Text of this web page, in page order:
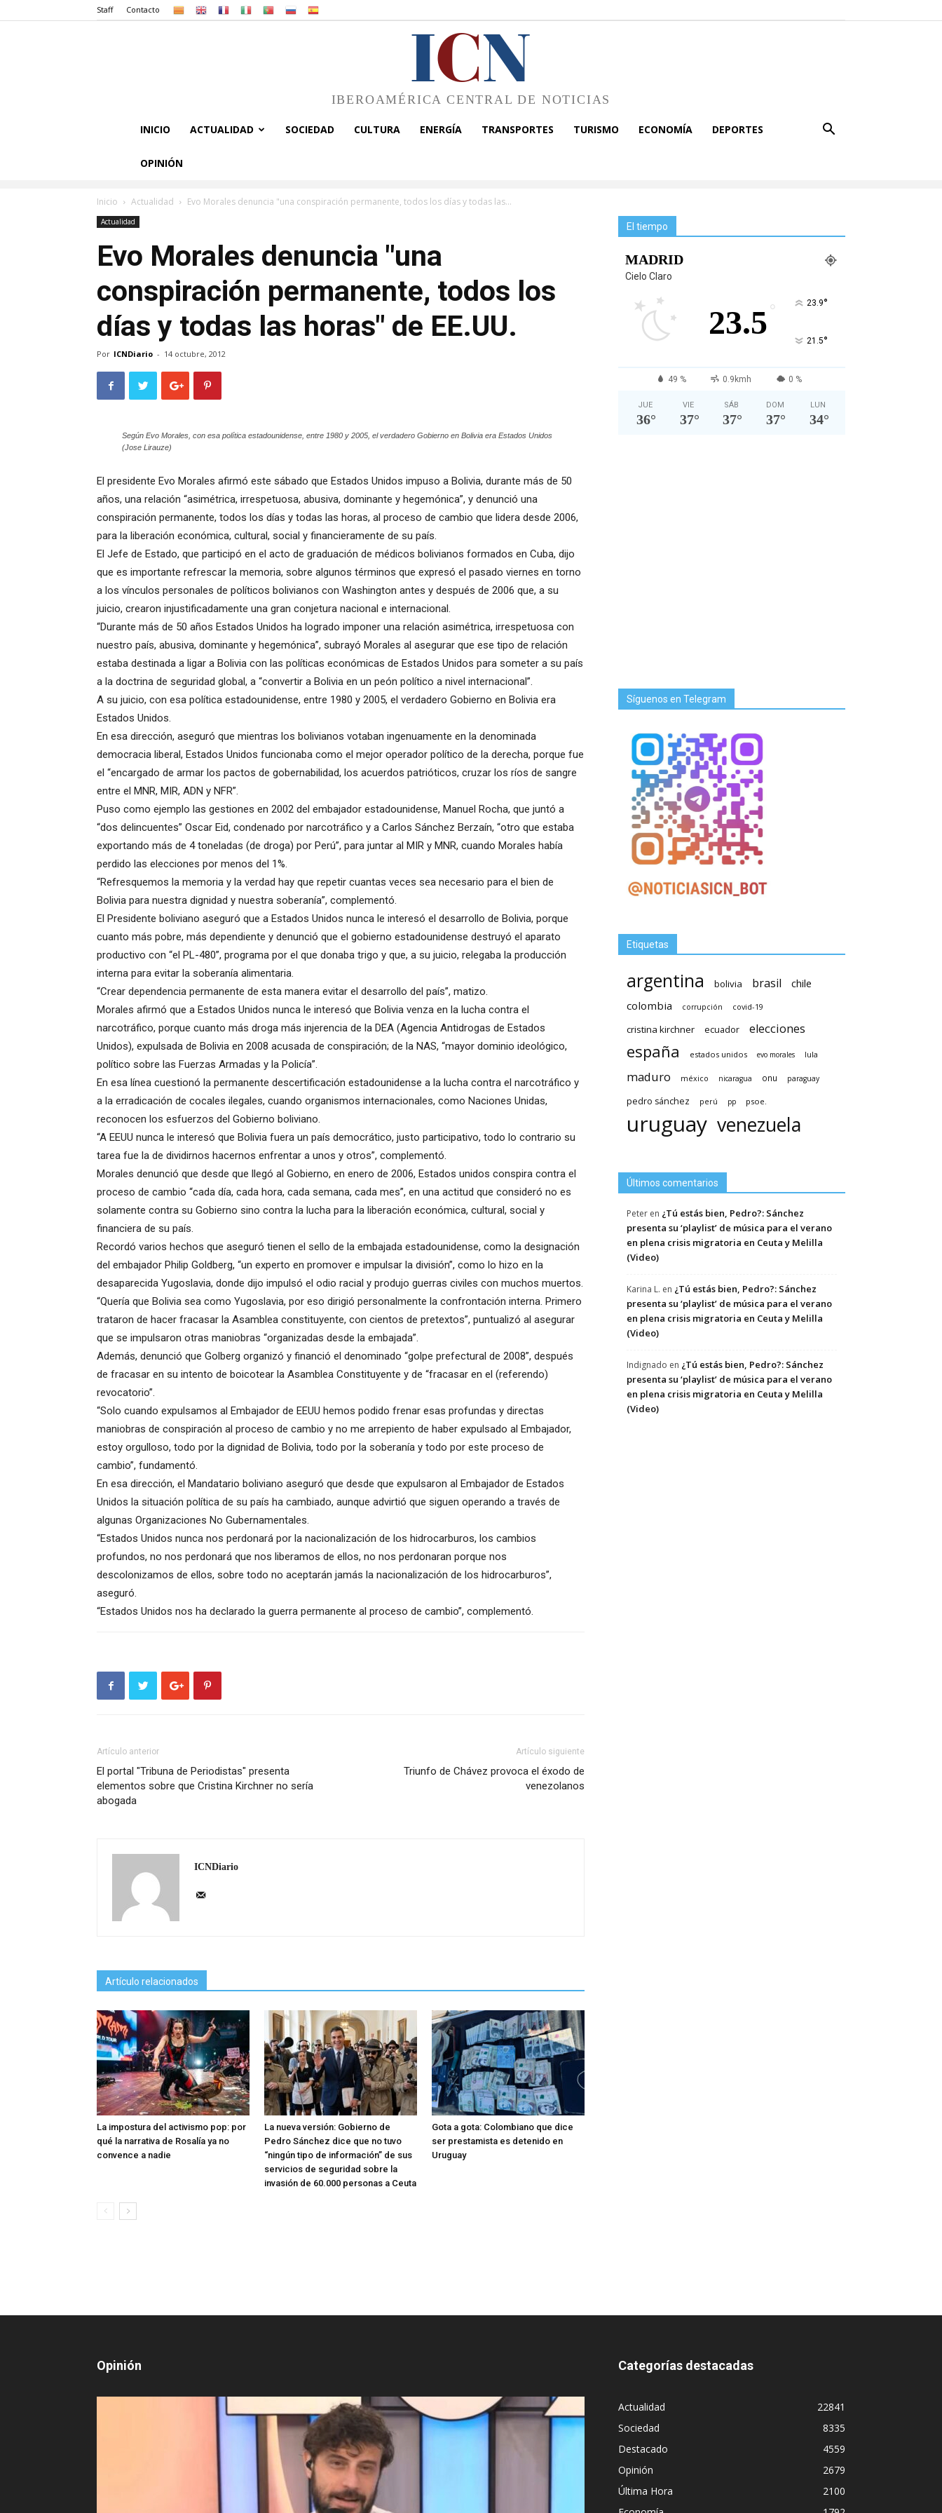
Staff Contacto
ICN
IBEROAMÉRICA CENTRAL DE NOTICIAS
INICIO ACTUALIDAD SOCIEDAD CULTURA ENERGÍA TRANSPORTES TURISMO ECONOMÍA DEPORTES
OPINIÓN
Inicio Actualidad Evo Morales denuncia "una conspiración permanente, todos los días y todas las...
Actualidad
Evo Morales denuncia "una
conspiración permanente, todos los
días y todas las horas" de EE.UU.
Por ICNDiario - 14 octubre, 2012
Según Evo Morales, con esa política estadounidense, entre 1980 y 2005, el verdadero Gobierno en Bolivia era Estados Unidos
(Jose Lirauze)
El presidente Evo Morales afirmó este sábado que Estados Unidos impuso a Bolivia, durante más de 50
años, una relación “asimétrica, irrespetuosa, abusiva, dominante y hegemónica”, y denunció una
conspiración permanente, todos los días y todas las horas, al proceso de cambio que lidera desde 2006,
para la liberación económica, cultural, social y financieramente de su país.
El Jefe de Estado, que participó en el acto de graduación de médicos bolivianos formados en Cuba, dijo
que es importante refrescar la memoria, sobre algunos términos que expresó el pasado viernes en torno
a los vínculos personales de políticos bolivianos con Washington antes y después de 2006 que, a su
juicio, crearon injustificadamente una gran conjetura nacional e internacional.
“Durante más de 50 años Estados Unidos ha logrado imponer una relación asimétrica, irrespetuosa con
nuestro país, abusiva, dominante y hegemónica”, subrayó Morales al asegurar que ese tipo de relación
estaba destinada a ligar a Bolivia con las políticas económicas de Estados Unidos para someter a su país
a la doctrina de seguridad global, a “convertir a Bolivia en un peón político a nivel internacional”.
A su juicio, con esa política estadounidense, entre 1980 y 2005, el verdadero Gobierno en Bolivia era
Estados Unidos.
En esa dirección, aseguró que mientras los bolivianos votaban ingenuamente en la denominada
democracia liberal, Estados Unidos funcionaba como el mejor operador político de la derecha, porque fue
el “encargado de armar los pactos de gobernabilidad, los acuerdos patrióticos, cruzar los ríos de sangre
entre el MNR, MIR, ADN y NFR”.
Puso como ejemplo las gestiones en 2002 del embajador estadounidense, Manuel Rocha, que juntó a
“dos delincuentes” Oscar Eid, condenado por narcotráfico y a Carlos Sánchez Berzaín, “otro que estaba
exportando más de 4 toneladas (de droga) por Perú”, para juntar al MIR y MNR, cuando Morales había
perdido las elecciones por menos del 1%.
“Refresquemos la memoria y la verdad hay que repetir cuantas veces sea necesario para el bien de
Bolivia para nuestra dignidad y nuestra soberanía”, complementó.
El Presidente boliviano aseguró que a Estados Unidos nunca le interesó el desarrollo de Bolivia, porque
cuanto más pobre, más dependiente y denunció que el gobierno estadounidense destruyó el aparato
productivo con “el PL-480”, programa por el que donaba trigo y que, a su juicio, relegaba la producción
interna para evitar la soberanía alimentaria.
“Crear dependencia permanente de esta manera evitar el desarrollo del país”, matizo.
Morales afirmó que a Estados Unidos nunca le interesó que Bolivia venza en la lucha contra el
narcotráfico, porque cuanto más droga más injerencia de la DEA (Agencia Antidrogas de Estados
Unidos), expulsada de Bolivia en 2008 acusada de conspiración; de la NAS, “mayor dominio ideológico,
político sobre las Fuerzas Armadas y la Policía”.
En esa línea cuestionó la permanente descertificación estadounidense a la lucha contra el narcotráfico y
a la erradicación de cocales ilegales, cuando organismos internacionales, como Naciones Unidas,
reconocen los esfuerzos del Gobierno boliviano.
“A EEUU nunca le interesó que Bolivia fuera un país democrático, justo participativo, todo lo contrario su
tarea fue la de dividirnos hacernos enfrentar a unos y otros”, complementó.
Morales denunció que desde que llegó al Gobierno, en enero de 2006, Estados unidos conspira contra el
proceso de cambio “cada día, cada hora, cada semana, cada mes”, en una actitud que consideró no es
solamente contra su Gobierno sino contra la lucha para la liberación económica, cultural, social y
financiera de su país.
Recordó varios hechos que aseguró tienen el sello de la embajada estadounidense, como la designación
del embajador Philip Goldberg, “un experto en promover e impulsar la división”, como lo hizo en la
desaparecida Yugoslavia, donde dijo impulsó el odio racial y produjo guerras civiles con muchos muertos.
“Quería que Bolivia sea como Yugoslavia, por eso dirigió personalmente la confrontación interna. Primero
trataron de hacer fracasar la Asamblea constituyente, con cientos de pretextos”, puntualizó al asegurar
que se impulsaron otras maniobras “organizadas desde la embajada”.
Además, denunció que Golberg organizó y financió el denominado “golpe prefectural de 2008”, después
de fracasar en su intento de boicotear la Asamblea Constituyente y de “fracasar en el (referendo)
revocatorio”.
“Solo cuando expulsamos al Embajador de EEUU hemos podido frenar esas profundas y directas
maniobras de conspiración al proceso de cambio y no me arrepiento de haber expulsado al Embajador,
estoy orgulloso, todo por la dignidad de Bolivia, todo por la soberanía y todo por este proceso de
cambio”, fundamentó.
En esa dirección, el Mandatario boliviano aseguró que desde que expulsaron al Embajador de Estados
Unidos la situación política de su país ha cambiado, aunque advirtió que siguen operando a través de
algunas Organizaciones No Gubernamentales.
“Estados Unidos nunca nos perdonará por la nacionalización de los hidrocarburos, los cambios
profundos, no nos perdonará que nos liberamos de ellos, no nos perdonaran porque nos
descolonizamos de ellos, sobre todo no aceptarán jamás la nacionalización de los hidrocarburos”,
aseguró.
“Estados Unidos nos ha declarado la guerra permanente al proceso de cambio”, complementó.
Artículo anterior
El portal "Tribuna de Periodistas" presenta
elementos sobre que Cristina Kirchner no sería
abogada
Artículo siguiente
Triunfo de Chávez provoca el éxodo de
venezolanos
ICNDiario
Artículo relacionados
La impostura del activismo pop: por
qué la narrativa de Rosalía ya no
convence a nadie
La nueva versión: Gobierno de
Pedro Sánchez dice que no tuvo
“ningún tipo de información” de sus
servicios de seguridad sobre la
invasión de 60.000 personas a Ceuta
Gota a gota: Colombiano que dice
ser prestamista es detenido en
Uruguay
El tiempo
MADRID
Cielo Claro
23.5 ° 23.9°
21.5°
49 % 0.9kmh 0 %
JUE
36°
VIE
37°
SÁB
37°
DOM
37°
LUN
34°
Síguenos en Telegram
Etiquetas
argentina bolivia brasil
chile
colombia
corrupción covid-19
cristina kirchner ecuador elecciones
españa estados unidos evo morales lula
maduro méxico nicaragua onu paraguay
pedro sánchez perú pp psoe.
uruguay venezuela
Últimos comentarios
Peter en ¿Tú estás bien, Pedro?: Sánchez
presenta su ‘playlist’ de música para el verano
en plena crisis migratoria en Ceuta y Melilla
(Video)
Karina L. en ¿Tú estás bien, Pedro?: Sánchez
presenta su ‘playlist’ de música para el verano
en plena crisis migratoria en Ceuta y Melilla
(Video)
Indignado en ¿Tú estás bien, Pedro?: Sánchez
presenta su ‘playlist’ de música para el verano
en plena crisis migratoria en Ceuta y Melilla
(Video)
Opinión Categorías destacadas
Actualidad
22841
Sociedad
8335
Destacado
4559
Opinión
2679
Última Hora
2100